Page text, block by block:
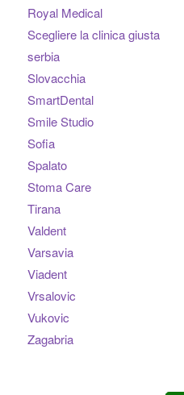
Royal Medical
Scegliere la clinica giusta
serbia
Slovacchia
SmartDental
Smile Studio
Sofia
Spalato
Stoma Care
Tirana
Valdent
Varsavia
Viadent
Vrsalovic
Vukovic
Zagabria